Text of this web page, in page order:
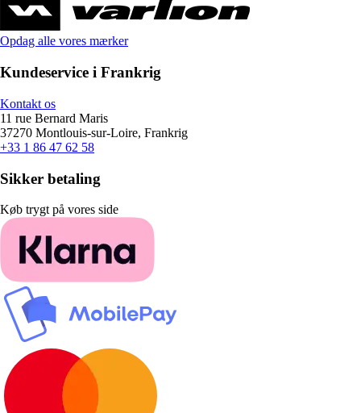
Opdag alle vores mærker
Kundeservice i Frankrig
Kontakt os
11 rue Bernard Maris
37270 Montlouis-sur-Loire, Frankrig
+33 1 86 47 62 58
Sikker betaling
Køb trygt på vores side